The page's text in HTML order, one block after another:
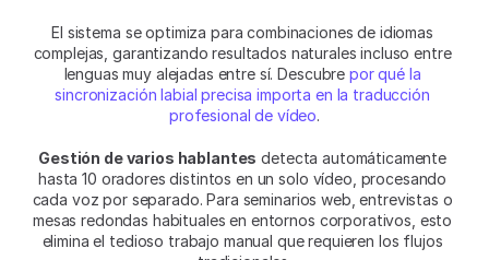
El sistema se optimiza para combinaciones de idiomas
complejas, garantizando resultados naturales incluso entre
lenguas muy alejadas entre sí. Descubre por qué la
sincronización labial precisa importa en la traducción
profesional de vídeo.
Gestión de varios hablantes detecta automáticamente
hasta 10 oradores distintos en un solo vídeo, procesando
cada voz por separado. Para seminarios web, entrevistas o
mesas redondas habituales en entornos corporativos, esto
elimina el tedioso trabajo manual que requieren los flujos